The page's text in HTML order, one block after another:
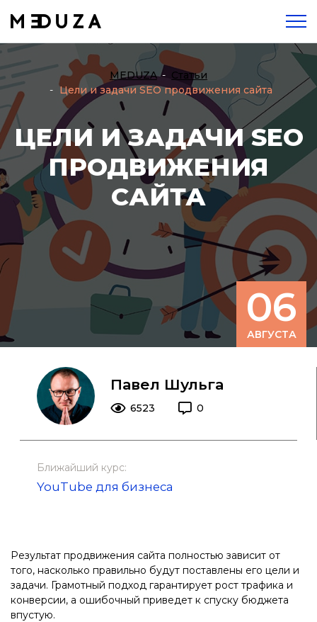
MEDUZA
Статьи
Цели и задачи SEO продвижения сайта
ЦЕЛИ И ЗАДАЧИ SEO
ПРОДВИЖЕНИЯ
САЙТА
06
АВГУСТА
Павел Шульга
6523 0
Ближайший курс:
YouTube для бизнеса
Результат продвижения сайта полностью зависит от
того, насколько правильно будут поставлены его цели и
задачи. Грамотный подход гарантирует рост трафика и
конверсии, а ошибочный приведет к спуску бюджета
впустую.